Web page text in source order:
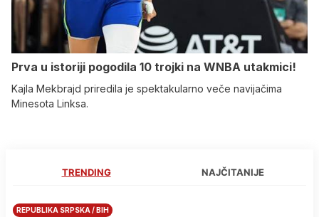
Prva u istoriji pogodila 10 trojki na WNBA utakmici!
Kajla Mekbrajd priredila je spektakularno veče navijačima
Minesota Linksa.
TRENDING NAJČITANIJE
REPUBLIKA SRPSKA / BIH